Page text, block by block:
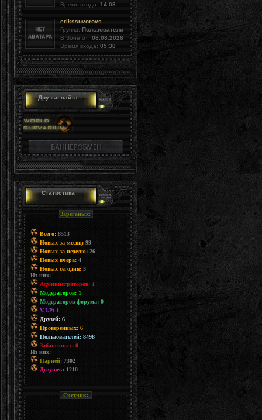
Время входа: 14:08
erikssuvorovs
Группа: Пользователи
В Зоне от: 08.08.2026
Время входа: 05:38
Друзья сайта
Статистика
Зареганых:
Всего:8513
Новых за месяц:99
Новых за неделю:26
Новых вчера:4
Новых сегодня:3
Из них:
Администраторов: 1
Модераторов: 1
Модераторов форума: 0
V.I.P: 1
Друзей: 6
Проверенных: 6
Пользователей: 8498
Забаненных: 0
Из них:
Парней:7302
Девушек:1210
Счетчик: